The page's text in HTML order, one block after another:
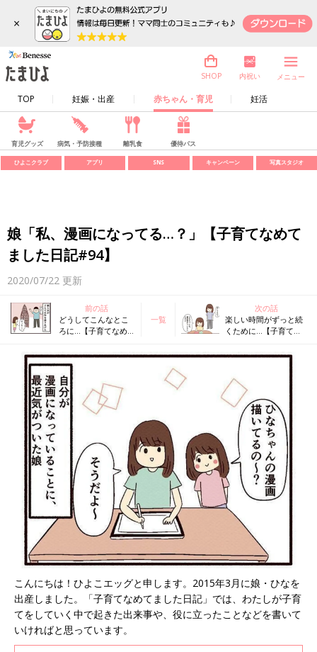
×
TOP 妊娠・出産 赤ちゃん・育児 妊活
SHOP 内祝い メニュー
育児グッズ 病気・予防接種 離乳食 優待パス
ひよこクラブ アプリ SNS キャンペーン 写真スタジオ
娘「私、漫画になってる…？」【子育てなめて
ました日記#94】
2020/07/22 更新
前の話
どうしてこんなとこ
ろに…【子育てなめ
一覧
次の話
楽しい時間がずっと続
くために…【子育てな
こんにちは！ひよこエッグと申します。2015年3月に娘・ひなを
出産しました。「子育てなめてました日記」では、わたしが子育
てをしていく中で起きた出来事や、役に立ったことなどを書いて
いければと思っています。